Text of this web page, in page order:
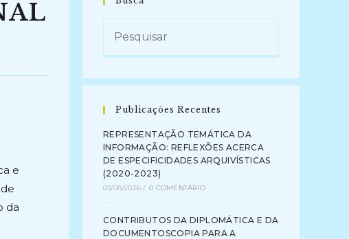
e
da
Publicações Recentes
REPRESENTAÇÃO TEMÁTICA DA
INFORMAÇÃO: REFLEXÕES ACERCA
DE ESPECIFICIDADES ARQUIVÍSTICAS
(2020-2023)
03/08/2026 / 0 COMENTÁRIO
CONTRIBUTOS DA DIPLOMÁTICA E DA
DOCUMENTOSCOPIA PARA A